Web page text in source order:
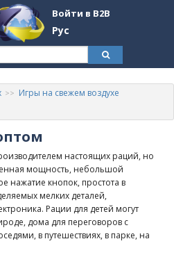
Войти в B2B
Рус
Игры на свежем воздухе
настоящих раций, но
мощность, небольшой
нажатие кнопок, простота в
мелких деталей,
Рации для детей могут
дома для переговоров с
в путешествиях, в парке, на